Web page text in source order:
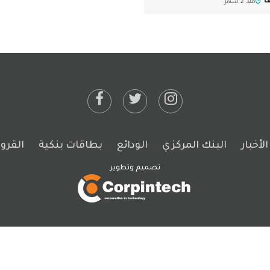
منذ 2 شهر
البنك المركزي الودائع بطاقات بنكية
تصميم وتطوير